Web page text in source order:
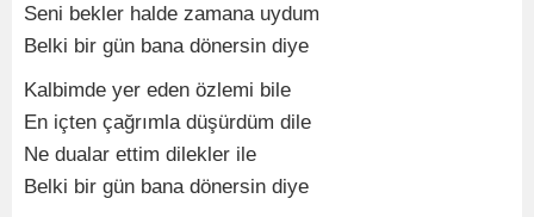
Seni bekler halde zamana uydum
Belki bir gün bana dönersin diye
Kalbimde yer eden özlemi bile
En içten çağrımla düşürdüm dile
Ne dualar ettim dilekler ile
Belki bir gün bana dönersin diye